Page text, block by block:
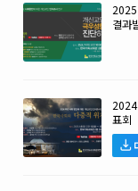
2025
결과
2024
표회